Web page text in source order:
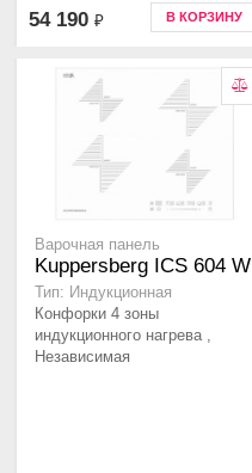
54 190 ₽ В КОРЗИНУ
Варочная панель
Kuppersberg ICS 604 W
Тип: Индукционная
Конфорки 4 зоны
индукционного нагрева ,
Независимая